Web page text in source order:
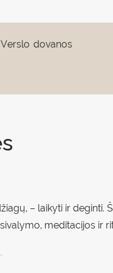
Verslo dovanos
– laikyti ir
meditacijos ir